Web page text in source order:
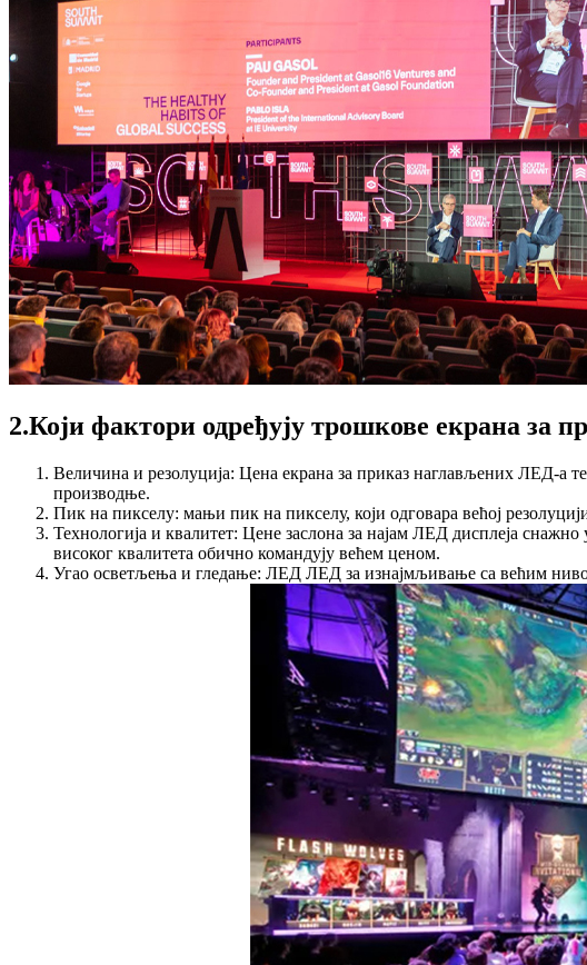
2.Који фактори одређују трошкове екрана за
Величина и резолуција: Цена екрана за приказ наглављених ЛЕД-а
производње.
Пик на пикселу: мањи пик на пикселу, који одговара већој
Технологија и квалитет: Цене заслона за најам ЛЕД дисплеја
високог квалитета обично командују већем ценом.
Угао осветљења и гледање: ЛЕД ЛЕД за изнајмљивање са већим